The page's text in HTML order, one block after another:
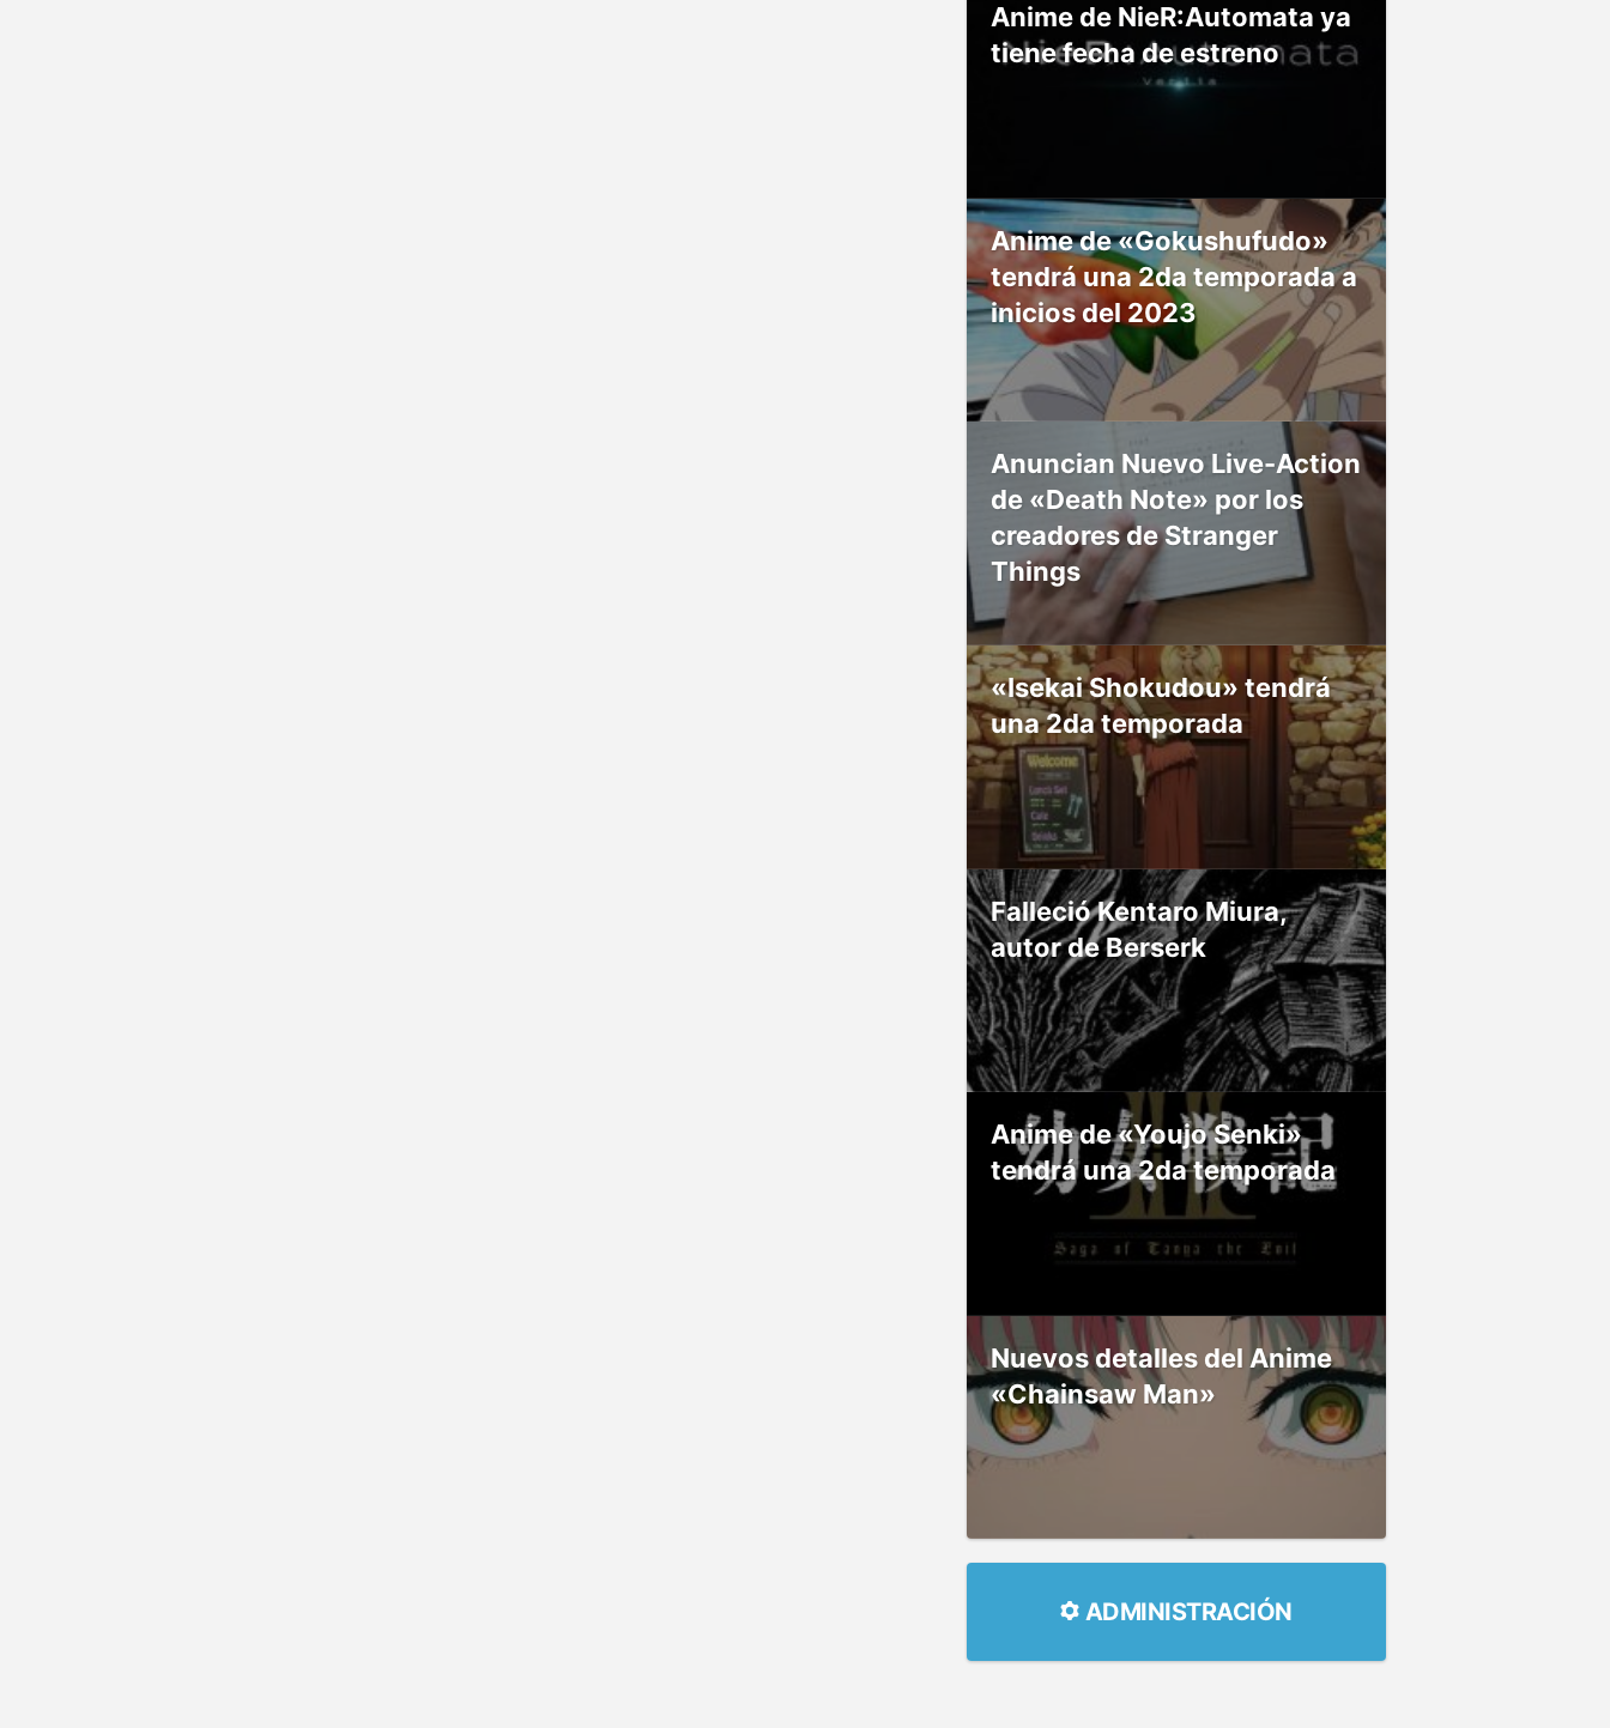
Anime de NieR:Automata ya
tiene fecha de estreno
Anime de «Gokushufudo»
tendrá una 2da temporada a
inicios del 2023
Anuncian Nuevo Live-Action
de «Death Note» por los
creadores de Stranger
Things
«Isekai Shokudou» tendrá
una 2da temporada
Falleció Kentaro Miura,
autor de Berserk
Anime de «Youjo Senki»
tendrá una 2da temporada
Nuevos detalles del Anime
«Chainsaw Man»
ADMINISTRACIÓN